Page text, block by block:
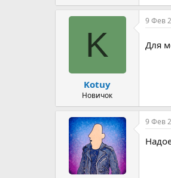
е
а
к
и
и
K
Kotuy
Новичок
9 Фев
Для
9 Фев